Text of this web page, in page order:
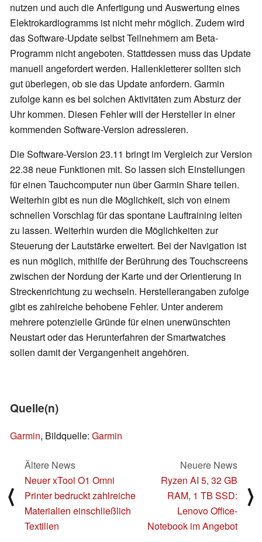
nutzen und auch die Anfertigung und Auswertung eines
Elektrokardiogramms ist nicht mehr möglich. Zudem wird
das Software-Update selbst Teilnehmern am Beta-
Programm nicht angeboten. Stattdessen muss das Update
manuell angefordert werden. Hallenkletterer sollten sich
gut überlegen, ob sie das Update anfordern. Garmin
zufolge kann es bei solchen Aktivitäten zum Absturz der
Uhr kommen. Diesen Fehler will der Hersteller in einer
kommenden Software-Version adressieren.
Die Software-Version 23.11 bringt im Vergleich zur Version
22.38 neue Funktionen mit. So lassen sich Einstellungen
für einen Tauchcomputer nun über Garmin Share teilen.
Weiterhin gibt es nun die Möglichkeit, sich von einem
schnellen Vorschlag für das spontane Lauftraining leiten
zu lassen. Weiterhin wurden die Möglichkeiten zur
Steuerung der Lautstärke erweitert. Bei der Navigation ist
es nun möglich, mithilfe der Berührung des Touchscreens
zwischen der Nordung der Karte und der Orientierung in
Streckenrichtung zu wechseln. Herstellerangaben zufolge
gibt es zahlreiche behobene Fehler. Unter anderem
mehrere potenzielle Gründe für einen unerwünschten
Neustart oder das Herunterfahren der Smartwatches
sollen damit der Vergangenheit angehören.
Quelle(n)
Garmin, Bildquelle: Garmin
⟨
Ältere News
Neuer xTool O1 Omni
Printer bedruckt zahlreiche
Materialien einschließlich
Textilien
Neuere News
Ryzen AI 5, 32 GB
RAM, 1 TB SSD:
Lenovo Office-
Notebook im Angebot
⟩